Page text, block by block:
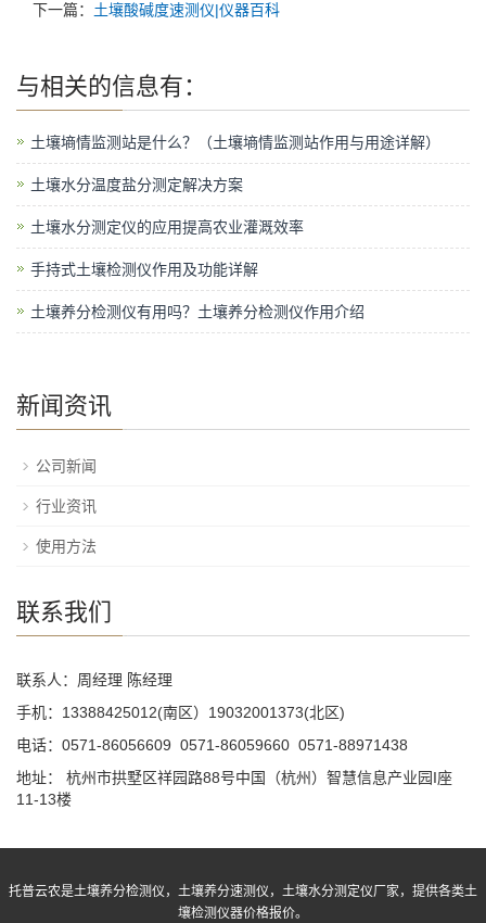
下一篇： 土壤酸碱度速测仪|仪器百科
与相关的信息有：
土壤墒情监测站是什么？（土壤墒情监测站作用与用途详解）
土壤水分温度盐分测定解决方案
土壤水分测定仪的应用提高农业灌溉效率
手持式土壤检测仪作用及功能详解
土壤养分检测仪有用吗？土壤养分检测仪作用介绍
新闻资讯
公司新闻
行业资讯
使用方法
联系我们
联系人：周经理 陈经理
手机：13388425012(南区）19032001373(北区)
电话：0571-86056609 0571-86059660 0571-88971438
地址： 杭州市拱墅区祥园路88号中国（杭州）智慧信息产业园I座
11-13楼
托普云农是土壤养分检测仪，土壤养分速测仪，土壤水分测定仪厂家，提供各类土
壤检测仪器价格报价。